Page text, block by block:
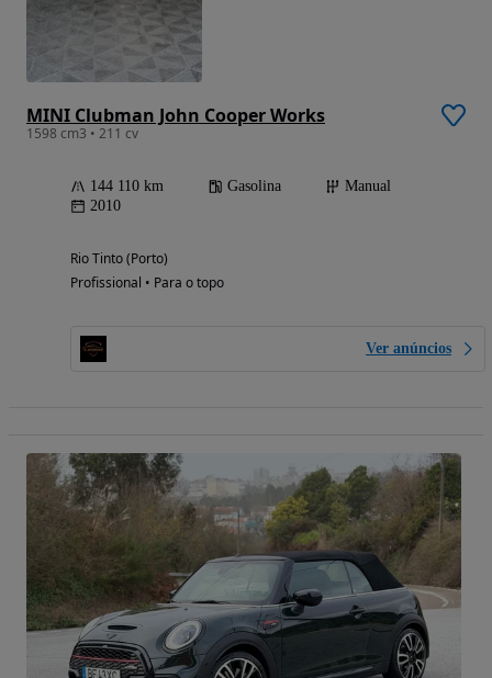
MINI Clubman John Cooper Works
1598 cm3 • 211 cv
144 110 km Gasolina
Manual
2010
Rio Tinto (Porto)
Profissional • Para o topo
Ver anúncios